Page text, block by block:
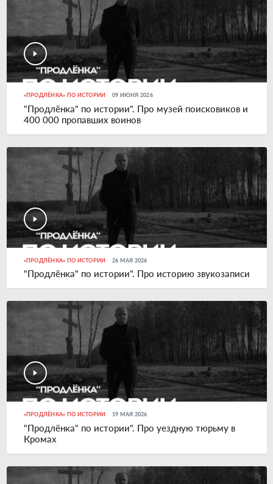
«ПРОДЛЁНКА» ПО ИСТОРИИ 09 ИЮНЯ 2026
"Продлёнка" по истории". Про музей поисковиков и
400 000 пропавших воинов
«ПРОДЛЁНКА» ПО ИСТОРИИ 26 МАЯ 2026
"Продлёнка" по истории". Про историю звукозаписи
«ПРОДЛЁНКА» ПО ИСТОРИИ 19 МАЯ 2026
"Продлёнка" по истории". Про уездную тюрьму в
Кромах